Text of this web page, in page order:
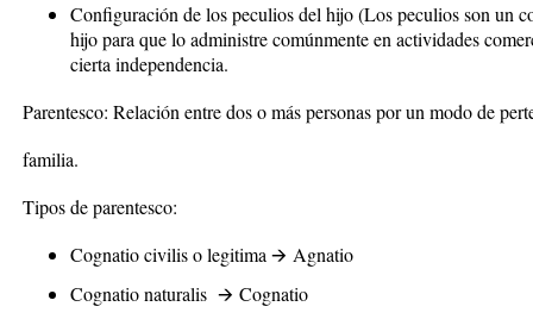
Configuración de lospeculiosdel hijo (Los peculios son un
hijo para que lo administre comúnmente en actividades
cierta independencia.
Parentesco: Relación entre dos o más personas por un modo de
familia.
Tipos de parentesco:
Cognatio civilis o legitima 🡪 Agnatio
Cognatio naturalis 🡪 Cognatio